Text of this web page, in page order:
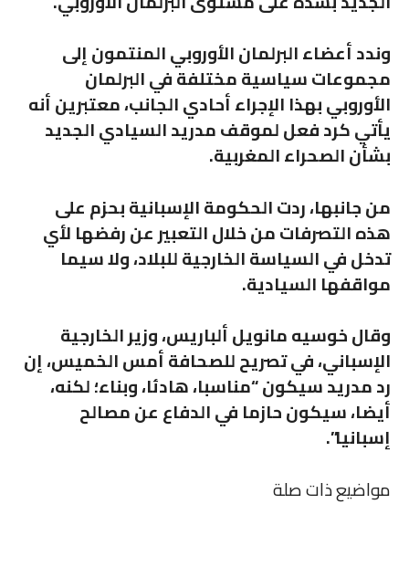
وندد أعضاء البرلمان الأوروبي المنتمون إلى
مجموعات سياسية مختلفة في البرلمان
الأوروبي بهذا الإجراء أحادي الجانب، معتبرين أنه
يأتي كرد فعل لموقف مدريد السيادي الجديد
بشأن الصحراء المغربية.
من جانبها، ردت الحكومة الإسبانية بحزم على
هذه التصرفات من خلال التعبير عن رفضها لأي
تدخل في السياسة الخارجية للبلاد، ولا سيما
مواقفها السيادية.
وقال خوسيه مانويل ألباريس، وزير الخارجية
الإسباني، في تصريح للصحافة أمس الخميس، إن
رد مدريد سيكون “مناسبا، هادئا، وبناء؛ لكنه،
أيضا، سيكون حازما في الدفاع عن مصالح
إسبانيا”.
مواضيع ذات صلة